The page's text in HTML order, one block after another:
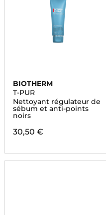
BIOTHERM
T-PUR
Nettoyant régulateur de
sébum et anti-points
noirs
30,50 €